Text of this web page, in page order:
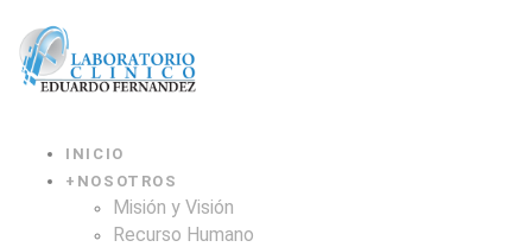
INICIO
+ NOSOTROS
Misión y Visión
Recurso Humano